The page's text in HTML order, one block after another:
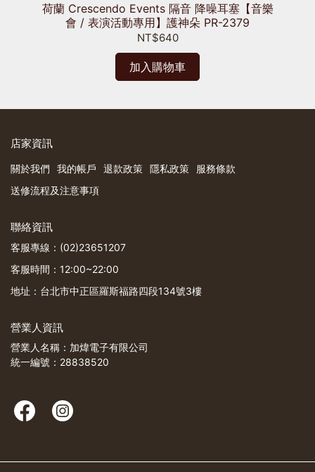
荷蘭 Crescendo Events 隔音 降噪耳塞【音樂
會 / 表演活動專用】護神朵 PR-2379
NT$640
加入購物車
店家資訊
關於我們 我的帳戶 退款政策 隱私政策
服務條款
送修流程及注意事項
聯絡資訊
客服專線：(02)23651207
客服時間：12:00~22:00
地址：台北市中正區羅斯福路四段134號3樓
營業人資訊
營業人名稱：加煒電子有限公司
統一編號：28838520